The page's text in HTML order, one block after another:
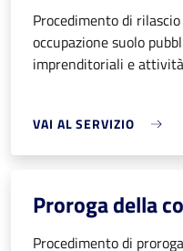
Procedimento di
occupazione suolo
imprenditoriali e
VAI AL SERVIZIO
Proroga della
Procedimento di